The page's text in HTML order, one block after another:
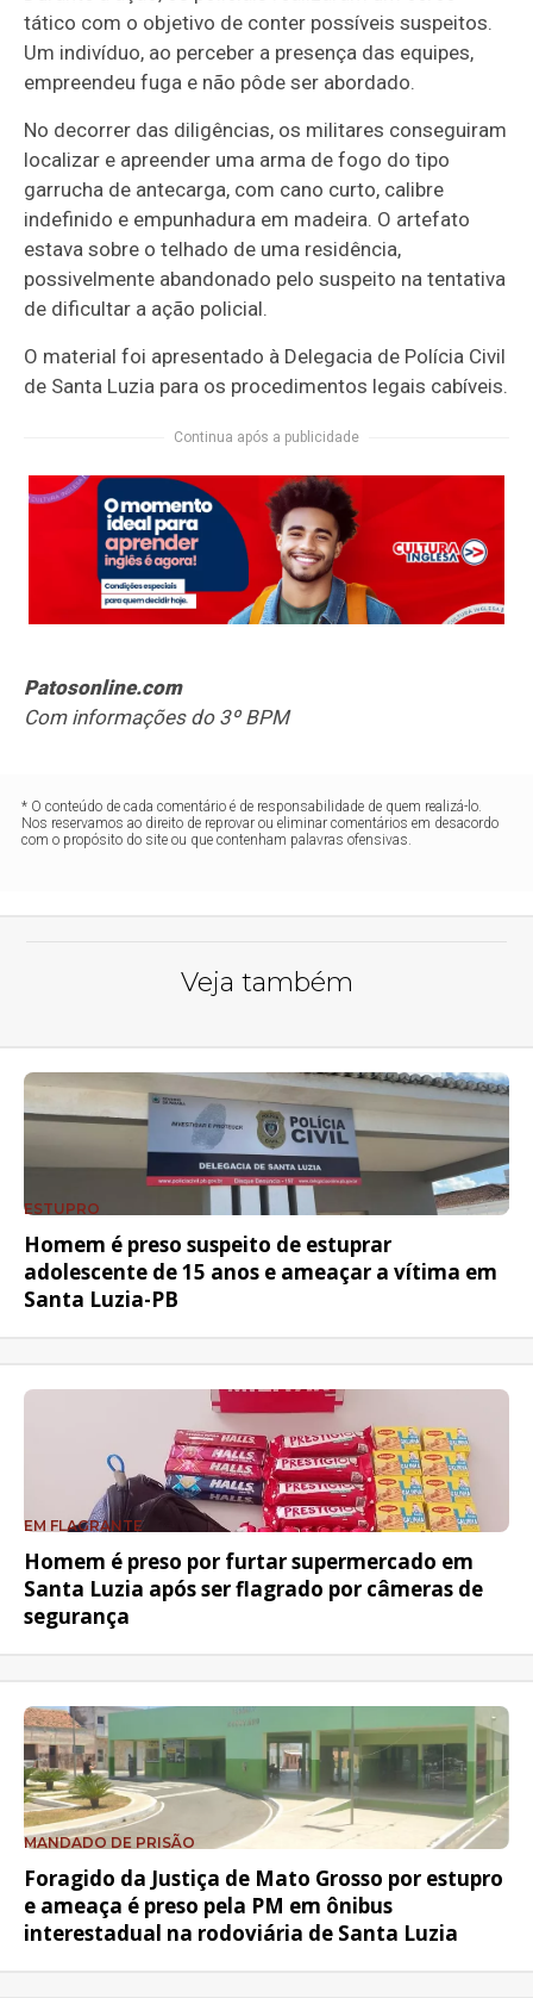
tático com o objetivo de conter possíveis suspeitos.
Um indivíduo, ao perceber a presença das equipes,
empreendeu fuga e não pôde ser abordado.
No decorrer das diligências, os militares conseguiram
localizar e apreender uma arma de fogo do tipo
garrucha de antecarga, com cano curto, calibre
indefinido e empunhadura em madeira. O artefato
estava sobre o telhado de uma residência,
possivelmente abandonado pelo suspeito na tentativa
de dificultar a ação policial.
O material foi apresentado à Delegacia de Polícia Civil
de Santa Luzia para os procedimentos legais cabíveis.
Continua após a publicidade
Patosonline.com
Com informações do 3º BPM
* O conteúdo de cada comentário é de responsabilidade de quem realizá-lo.
Nos reservamos ao direito de reprovar ou eliminar comentários em desacordo
com o propósito do site ou que contenham palavras ofensivas.
Veja também
ESTUPRO
Homem é preso suspeito de estuprar
adolescente de 15 anos e ameaçar a vítima em
Santa Luzia-PB
EM FLAGRANTE
Homem é preso por furtar supermercado em
Santa Luzia após ser flagrado por câmeras de
segurança
MANDADO DE PRISÃO
Foragido da Justiça de Mato Grosso por estupro
e ameaça é preso pela PM em ônibus
interestadual na rodoviária de Santa Luzia